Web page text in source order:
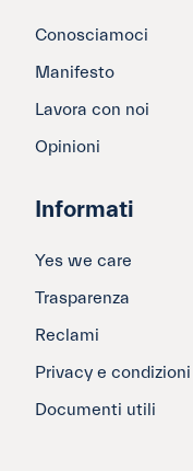
Conosciamoci
Manifesto
Lavora con noi
Opinioni
Informati
Yes we care
Trasparenza
Reclami
Privacy e condizioni
Documenti utili